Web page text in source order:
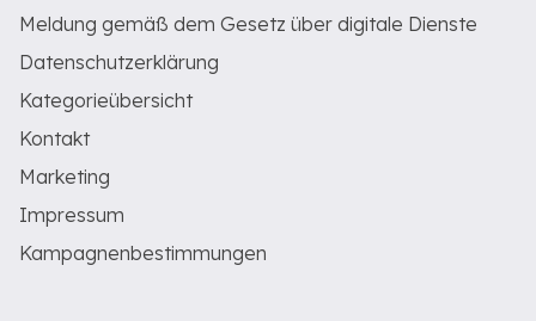
Meldung gemäß dem Gesetz über digitale Dienste
Datenschutzerklärung
Kategorieübersicht
Kontakt
Marketing
Impressum
Kampagnenbestimmungen